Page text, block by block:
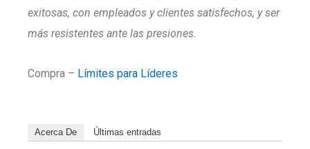
exitosas, con empleados y clientes satisfechos, y ser
más resistentes ante las presiones.
Compra – Límites para Líderes
Acerca De Últimas entradas